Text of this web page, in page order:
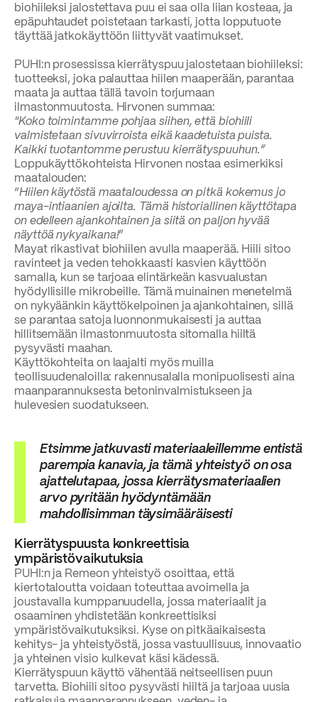
biohiileksi jalostettava puu ei saa olla liian kosteaa, ja
epäpuhtaudet poistetaan tarkasti, jotta lopputuote
täyttää jatkokäyttöön liittyvät vaatimukset.
PUHI:n prosessissa kierrätyspuu jalostetaan biohiileksi:
tuotteeksi, joka palauttaa hiilen maaperään, parantaa
maata ja auttaa tällä tavoin torjumaan
ilmastonmuutosta. Hirvonen summaa:
"Koko toimintamme pohjaa siihen, että biohiili
valmistetaan sivuvirroista eikä kaadetuista puista.
Kaikki tuotantomme perustuu kierrätyspuuhun.”
Loppukäyttökohteista Hirvonen nostaa esimerkiksi
maatalouden:
“Hiilen käytöstä maataloudessa on pitkä kokemus jo
maya-intiaanien ajoilta. Tämä historiallinen käyttötapa
on edelleen ajankohtainen ja siitä on paljon hyvää
näyttöä nykyaikana!”
Mayat rikastivat biohiilen avulla maaperää. Hiili sitoo
ravinteet ja veden tehokkaasti kasvien käyttöön
samalla, kun se tarjoaa elintärkeän kasvualustan
hyödyllisille mikrobeille. Tämä muinainen menetelmä
on nykyäänkin käyttökelpoinen ja ajankohtainen, sillä
se parantaa satoja luonnonmukaisesti ja auttaa
hillitsemään ilmastonmuutosta sitomalla hiiltä
pysyvästi maahan.
Käyttökohteita on laajalti myös muilla
teollisuudenaloilla: rakennusalalla monipuolisesti aina
maanparannuksesta betoninvalmistukseen ja
hulevesien suodatukseen.
Etsimme jatkuvasti materiaaleillemme entistä
parempia kanavia, ja tämä yhteistyö on osa
ajattelutapaa, jossa kierrätysmateriaalien
arvo pyritään hyödyntämään
mahdollisimman täysimääräisesti
Kierrätyspuusta konkreettisia
ympäristövaikutuksia
PUHI:n ja Remeon yhteistyö osoittaa, että
kiertotaloutta voidaan toteuttaa avoimella ja
joustavalla kumppanuudella, jossa materiaalit ja
osaaminen yhdistetään konkreettisiksi
ympäristövaikutuksiksi. Kyse on pitkäaikaisesta
kehitys- ja yhteistyöstä, jossa vastuullisuus, innovaatio
ja yhteinen visio kulkevat käsi kädessä.
Kierrätyspuun käyttö vähentää neitseellisen puun
tarvetta. Biohiili sitoo pysyvästi hiiltä ja tarjoaa uusia